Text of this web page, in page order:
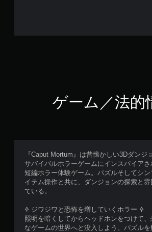
ゲーム／法的
『Caput Mortum』は昔懐かしい3Dダンジ
サバイバルホラーゲームにインスパイア
短編ホラー体験ゲーム。パズルそしてシ
イテム操作と共に、ダンジョンの探索と
ている。
🜍 ジワジワと恐怖を増していくホラー 🜍
照明を暗くしてからヘッドホンをつけて
なゲームの世界へと没入しよう。パズル